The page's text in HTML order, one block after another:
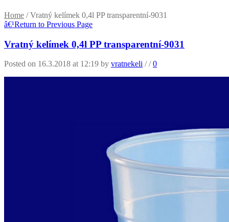
Home / Vratný kelímek 0,4l PP transparentní-9031
â€¹Return to Previous Page
Vratný kelímek 0,4l PP transparentní-9031
Posted on 16.3.2018 at 12:19 by vratnekeli //0